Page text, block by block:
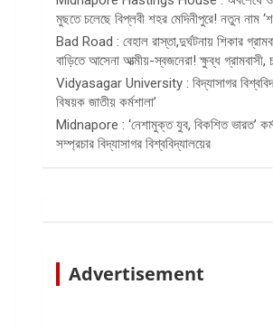
মুছতে চলেছে বিপ্লবী শহর মেদিনীপুরে! নতুন নাম
Bad Road : বেহাল রাস্তা,দুর্ঘটনায় শিকার
বাড়িতে আসেনা আত্মীয়-স্বজনেরা! ক্ষুব্ধ গ্রামবাসী,
Vidyasagar University : বিদ্যাসাগর
বিষয়ক জাতীয় কর্মশালা’
Midnapore : ‘নেশামুক্ত যুব, বিকশিত ভারত’
সম্প্রচার বিদ্যাসাগর বিশ্ববিদ্যালয়ের
Advertisement